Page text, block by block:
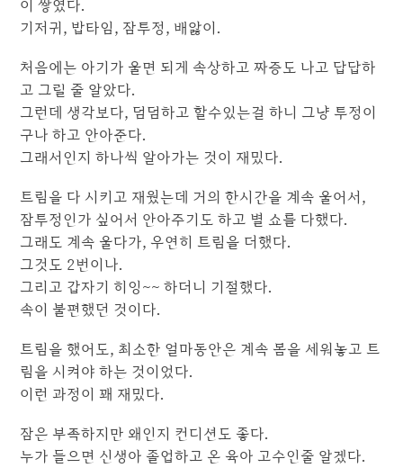
이 쌓였다.
기저귀, 밥타임, 잠투정, 배앓이.
처음에는 아기가 울면 되게 속상하고 짜증도 나고 답답하
고 그럴 줄 알았다.
그런데 생각보다, 덤덤하고 할수있는걸 하니 그냥 투정이
구나 하고 안아준다.
그래서인지 하나씩 알아가는 것이 재밌다.
트림을 다 시키고 재웠는데 거의 한시간을 계속 울어서,
잠투정인가 싶어서 안아주기도 하고 별 쇼를 다했다.
그래도 계속 울다가, 우연히 트림을 더했다.
그것도 2번이나.
그리고 갑자기 히잉~~ 하더니 기절했다.
속이 불편했던 것이다.
트림을 했어도, 최소한 얼마동안은 계속 몸을 세워놓고 트
림을 시켜야 하는 것이었다.
이런 과정이 꽤 재밌다.
잠은 부족하지만 왜인지 컨디션도 좋다.
누가 들으면 신생아 졸업하고 온 육아 고수인줄 알겠다.